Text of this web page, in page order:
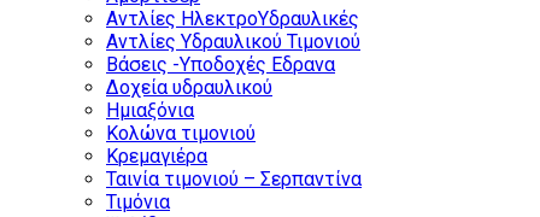
Αντλίες ΗλεκτροΥδραυλικές
Αντλίες Υδραυλικού Τιμονιού
Βάσεις -Υποδοχές Εδρανα
Δοχεία υδραυλικού
Ημιαξόνια
Κολώνα τιμονιού
Κρεμαγιέρα
Ταινία τιμονιού – Σερπαντίνα
Τιμόνια